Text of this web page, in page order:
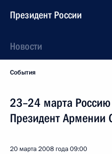
Президент России
Новости
События
23–24 марта
Президент Армении
20 марта 2008 года09:00